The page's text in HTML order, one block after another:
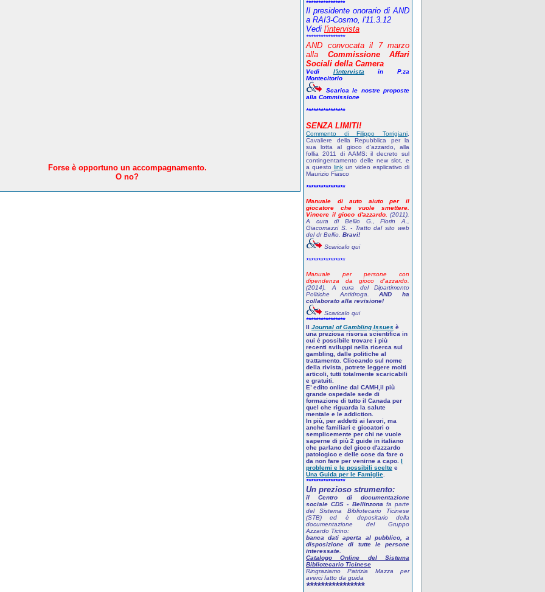
Forse è opportuno un accompagnamento.
O no?
****************
Il presidente onorario di AND
a RAI3-Cosmo, l'11.3.12
Vedi l'intervista
****************
AND convocata il 7 marzo
alla Commissione Affari
Sociali della Camera
Vedi l'intervista in P.za
Montecitorio
Scarica le nostre proposte
alla Commissione
****************
SENZA LIMITI!
Commento di Filippo Torrigiani
Cavaliere della Repubblica per la
sua lotta al gioco d'azzardo, alla
follia 2011 di AAMS: il decreto sul
contingentamento delle new slot, e
a questo link un video esplicativo di
Maurizio Fiasco
****************
Manuale di auto aiuto per il
giocatore che vuole smettere.
Vincere il gioco d'azzardo. (2011).
A cura di Bellio G., Fiorin A.,
Giacomazzi S. - Tratto dal sito web
del dr Bellio. Bravi!
Scaricalo qui
****************
Manuale per persone con
dipendenza da gioco d'azzardo.
(2014). A cura del Dipartimento
Politiche Antidroga.AND ha
collaborato alla revisione!
Scaricalo qui
****************
Il Journal of Gambling Issues è
una preziosa risorsa scientifica in
cui è possibile trovare i più
recenti sviluppi nella ricerca sul
gambling, dalle politiche al
trattamento. Cliccando sul nome
della rivista, potrete leggere molti
articoli, tutti totalmente scaricabili
e gratuiti.
E’ edito online dal CAMH,il più
grande ospedale sede di
formazione di tutto il Canada per
quel che riguarda la salute
mentale e le addiction.
In più, per addetti ai lavori, ma
anche familiari e giocatori o
semplicemente per chi ne vuole
saperne di più 2 guide in italiano
che parlano del gioco d'azzardo
patologico e delle cose da fare o
da non fare per venirne a capo. I
problemi e le possibili scelte e
Una Guida per le Famiglie
****************
Un prezioso strumento:
il Centro di documentazione
sociale CDS - Bellinzona fa parte
del Sistema Bibliotecario Ticinese
(STB) ed è depositario della
documentazione del Gruppo
Azzardo Ticino:
banca dati aperta al pubblico, a
disposizione di tutte le persone
interessate.
Catalogo Online del Sistema
Bibliotecario Ticinese
Ringraziamo Patrizia Mazza per
averci fatto da guida
****************